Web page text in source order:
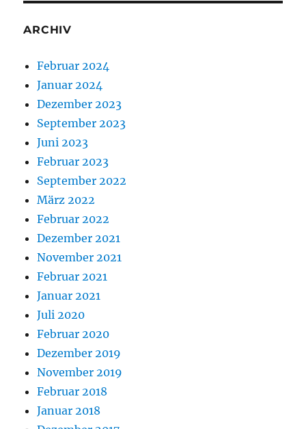
ARCHIV
Februar 2024
Januar 2024
Dezember 2023
September 2023
Juni 2023
Februar 2023
September 2022
März 2022
Februar 2022
Dezember 2021
November 2021
Februar 2021
Januar 2021
Juli 2020
Februar 2020
Dezember 2019
November 2019
Februar 2018
Januar 2018